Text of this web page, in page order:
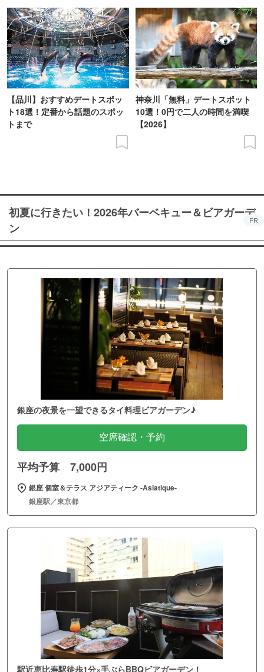
【品川】おすすめデートスポッ
ト18選！定番から話題のスポッ
トまで
神奈川「無料」デートスポット
10選！0円で二人の時間を満喫
【2026】
初夏に行きたい！2026年バーベキュー＆ビアガーデ
ン
PR
銀座の夜景を一望できるタイ料理ビアガーデン♪
空席確認・予約
平均予算 7,000円
銀座 個室＆テラス アジアティーク ‐Asiatique‐
銀座駅／東京都
駅近恵比寿駅徒歩1分×手ぶらBBQビアガーデン！